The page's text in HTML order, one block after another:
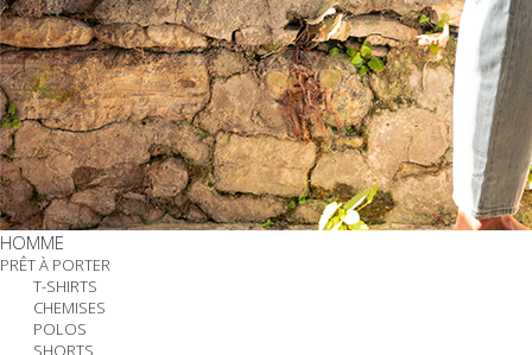
HOMME
PRÊT À PORTER
T-SHIRTS
CHEMISES
POLOS
SHORTS